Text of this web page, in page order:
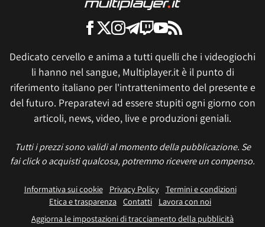
Dedicato cervello e anima a tutti quelli che i videogiochi
li hanno nel sangue, Multiplayer.it è il punto di
riferimento italiano per l'intrattenimento del presente e
del futuro. Preparatevi ad essere stupiti ogni giorno con
articoli, news, video, live e produzioni geniali.
Tutti i prezzi sono validi al momento della pubblicazione. Se
fai click o acquisti qualcosa, potremmo ricevere un compenso.
Informativa sui cookie Privacy Policy
Termini e condizioni
Etica e trasparenza Contatti
Lavora con noi
Aggiorna le impostazioni di tracciamento della pubblicità